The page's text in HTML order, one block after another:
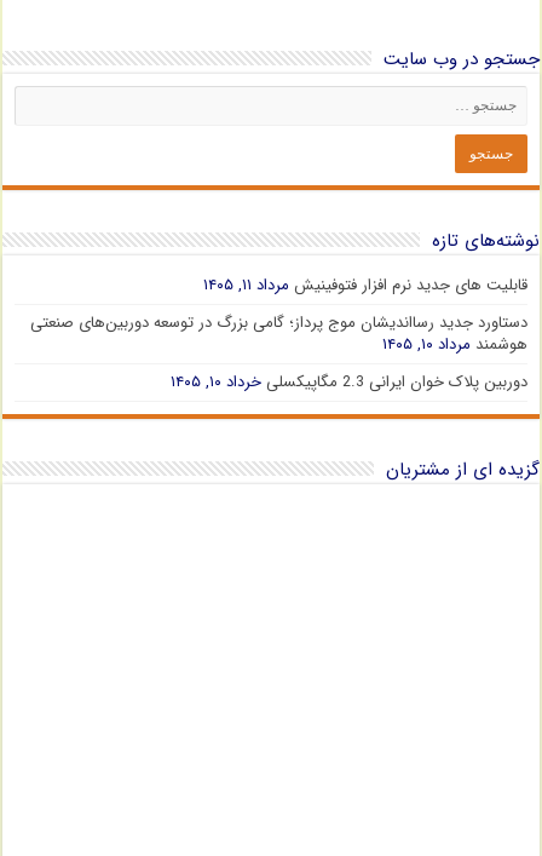
جستجو در وب سایت
نوشته‌های تازه
قابلیت های جدید نرم افزار فتوفینیش مرداد ۱۱, ۱۴۰۵
دستاورد جدید رسااندیشان موج پرداز؛ گامی بزرگ در توسعه دوربین‌های صنعتی
هوشمند مرداد ۱۰, ۱۴۰۵
دوربین پلاک خوان ایرانی 2.3 مگاپیکسلی
خرداد ۱۰, ۱۴۰۵
گزیده ای از مشتریان